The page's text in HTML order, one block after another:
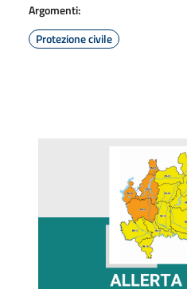
Argomenti:
Protezione civile